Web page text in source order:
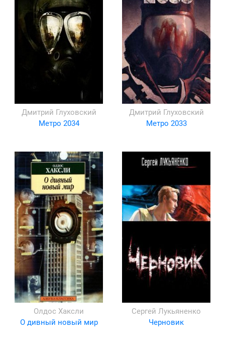
Дмитрий Глуховский
Метро 2034
Дмитрий Глуховский
Метро 2033
Олдос Хаксли
О дивный новый мир
Сергей Лукьяненко
Черновик